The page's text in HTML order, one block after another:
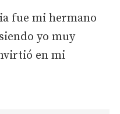
fue mi hermano
yo muy
en mi